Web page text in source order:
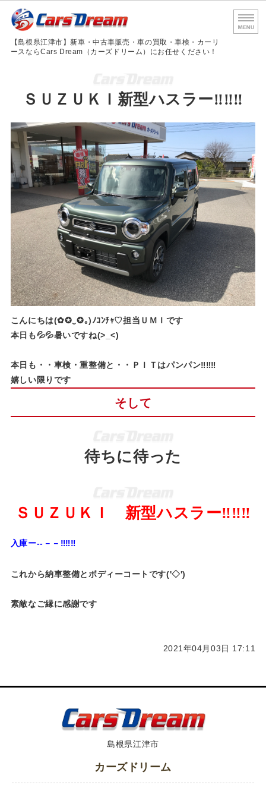
島根
【島根県江津市】新車・中古車販売・車の買取・車検・カーリ
ースならCars Dream（カーズドリーム）にお任せください！
サービス内容
車検・法定点検
会社概要
お問い合わせ
ＳＵＺＵＫＩ新型ハスラー‼‼‼
こんにちは(✿✪‿✪｡)ﾉｺﾝﾁｬ♡担当ＵＭＩです
本日も💦💦暑いですね(>_<)
本日も・・車検・重整備と・・ＰＩＴはパンパン‼‼‼
嬉しい限りです
そして
待ちに待った
ＳＵＺＵＫＩ 新型ハスラー‼‼‼
入庫ー--－－‼‼‼
これから納車整備とボディーコートです('◇')ゞ
素敵なご縁に感謝です
2021年04月03日 17:11
島根県江津市
カーズドリーム